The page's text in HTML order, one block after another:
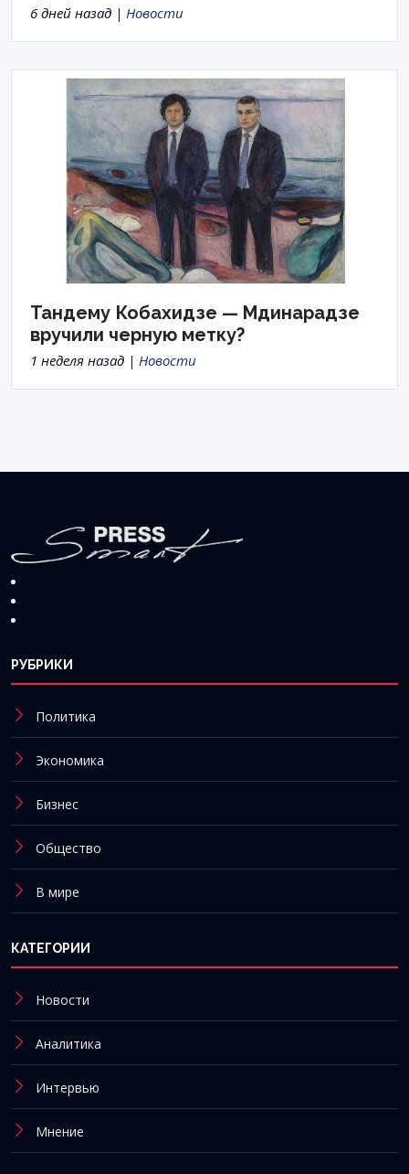
6 дней назад | Новости
Тандему Кобахидзе — Мдинарадзе
вручили черную метку?
1 неделя назад | Новости
РУБРИКИ
Политика
Экономика
Бизнес
Общество
В мире
КАТЕГОРИИ
Новости
Аналитика
Интервью
Мнение